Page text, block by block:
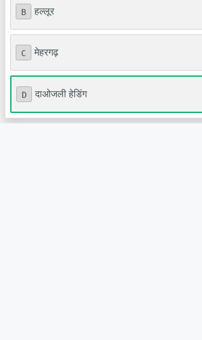
B हल्लूर
C मेहरगढ़
D दाओजली हेडिंग